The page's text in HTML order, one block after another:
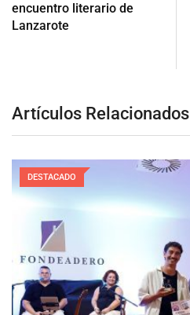
encuentro literario de
Lanzarote
Artículos Relacionados
DESTACADO